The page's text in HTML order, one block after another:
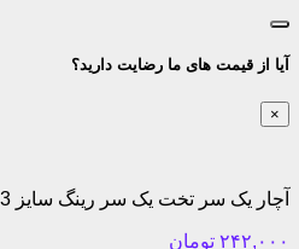
آیا از قیمت های ما رضایت دارید؟
×
آچار یک سر تخت یک سر رینگ سایز 13
۲۴۲,۰۰۰ تومان